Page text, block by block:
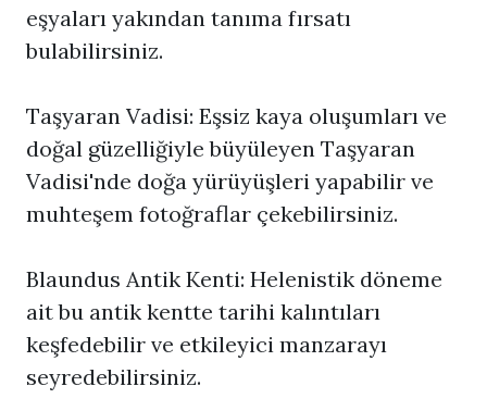
eşyaları yakından tanıma fırsatı
bulabilirsiniz.
Taşyaran Vadisi: Eşsiz kaya oluşumları ve
doğal güzelliğiyle büyüleyen Taşyaran
Vadisi'nde doğa yürüyüşleri yapabilir ve
muhteşem fotoğraflar çekebilirsiniz.
Blaundus Antik Kenti: Helenistik döneme
ait bu antik kentte tarihi kalıntıları
keşfedebilir ve etkileyici manzarayı
seyredebilirsiniz.